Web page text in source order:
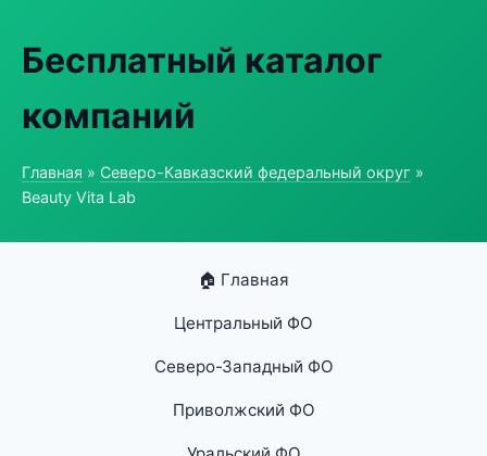
Бесплатный каталог
компаний
Главная » Северо-Кавказский федеральный округ »
Beauty Vita Lab
🏠 Главная
Центральный ФО
Северо-Западный ФО
Приволжский ФО